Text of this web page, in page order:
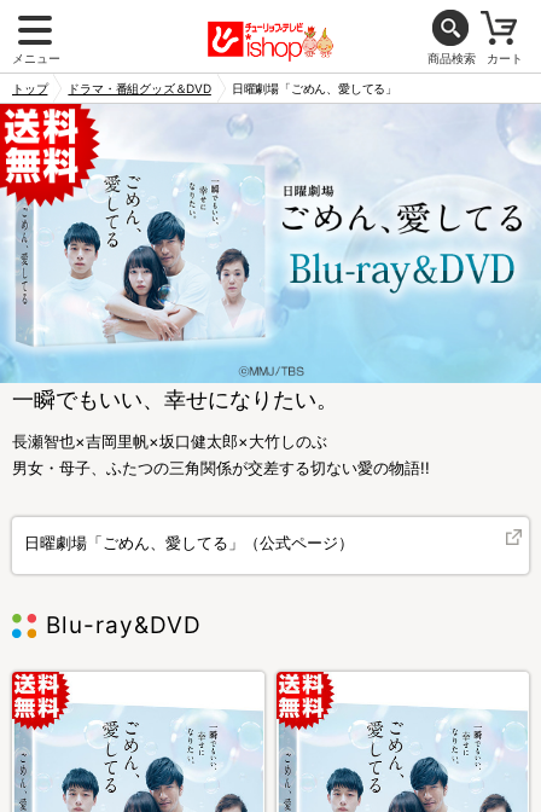
メニュー 商品検索 カート
トップ ドラマ・番組グッズ＆DVD 日曜劇場「ごめん、愛してる」
一瞬でもいい、幸せになりたい。
長瀬智也×吉岡里帆×坂口健太郎×大竹しのぶ
男女・母子、ふたつの三角関係が交差する切ない愛の物語!!
日曜劇場「ごめん、愛してる」（公式ページ）
Blu-ray&DVD